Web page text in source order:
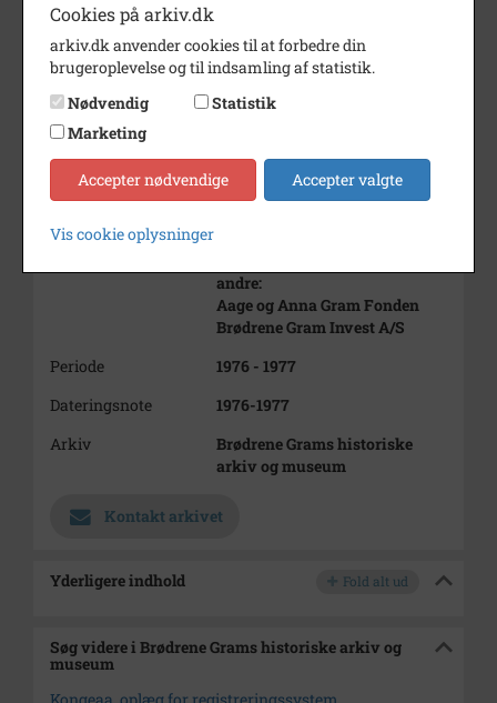
Beskrivelse
Vojens
Registreringssystem for
før:
andre:
Aage og Anna Gram Fonden
Brødrene Gram Invest A/S
Periode
1976 - 1977
Dateringsnote
1976-1977
Arkiv
Brødrene Grams historiske
arkiv og museum
Kontakt arkivet
Yderligere indhold Fold alt ud
Søg videre i Brødrene Grams historiske arkiv og
museum
Cookies på arkiv.dk
arkiv.dk anvender cookies til at forbedre din
brugeroplevelse og til indsamling af statistik.
Nødvendig
Statistik
Marketing
Accepter nødvendige Accepter valgte
Vis cookie oplysninger